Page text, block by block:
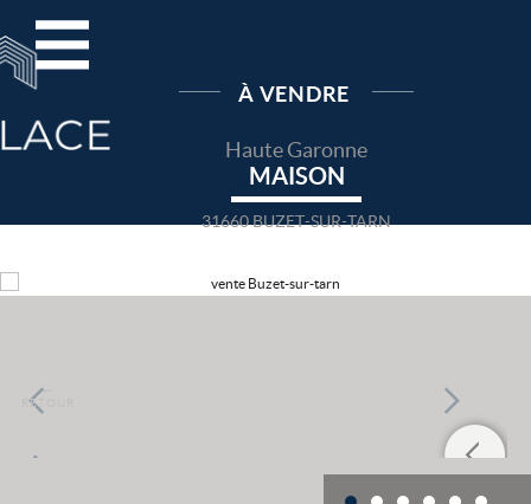
←
RETOUR
À VENDRE
Haute Garonne
MAISON
31660 BUZET-SUR-TARN